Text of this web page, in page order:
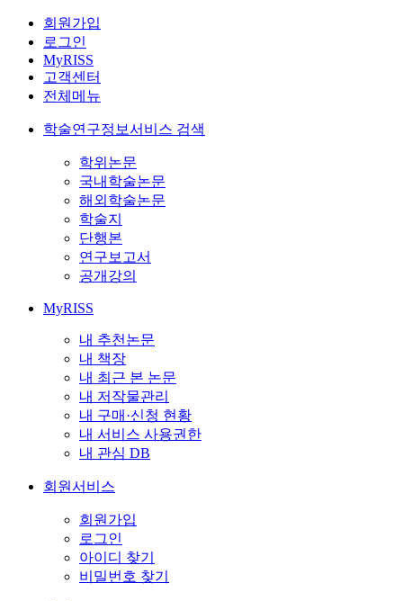
회원가입
로그인
MyRISS
고객센터
전체메뉴
학술연구정보서비스 검색
학위논문
국내학술논문
해외학술논문
학술지
단행본
연구보고서
공개강의
MyRISS
내 추천논문
내 책장
내 최근 본 논문
내 저작물관리
내 구매·신청 현황
내 서비스 사용권한
내 관심 DB
회원서비스
회원가입
로그인
아이디 찾기
비밀번호 찾기